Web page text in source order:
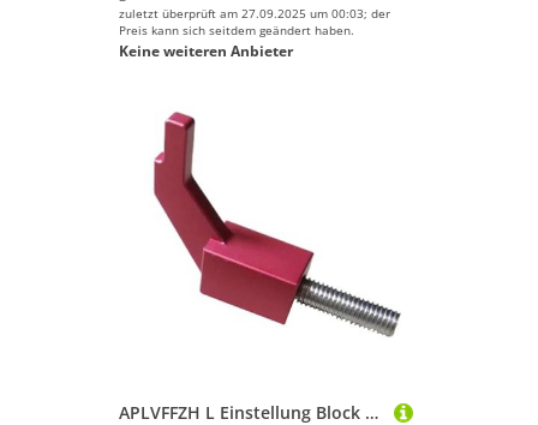
zuletzt überprüft am 27.09.2025 um 00:03; der
Preis kann sich seitdem geändert haben.
Keine weiteren Anbieter
APLVFFZH L Einstellung Block Befestigung Gewindeschneidmaschine Adapter Protector Zubehör